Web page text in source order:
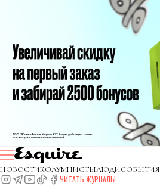
НОВОСТИКОЛУМНИСТЫЛЮДИСОБЫТИЯ
ЧИТАТЬ ЖУРНАЛЫ